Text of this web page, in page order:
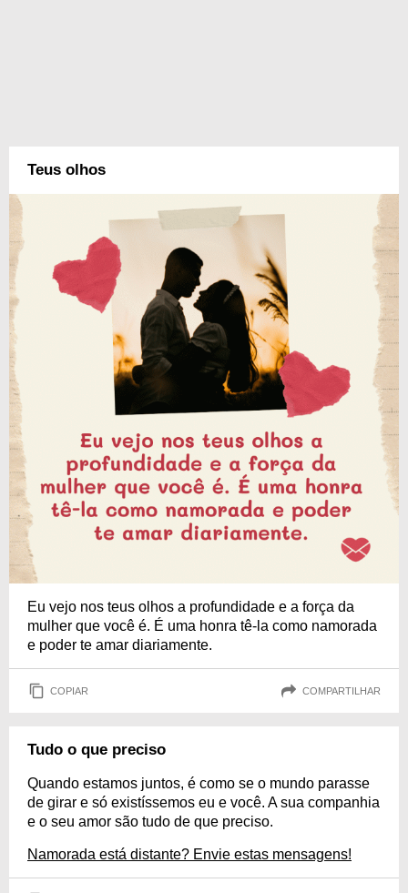
Teus olhos
Eu vejo nos teus olhos a profundidade e a força da
mulher que você é. É uma honra tê-la como namorada
e poder te amar diariamente.
COPIAR COMPARTILHAR
Tudo o que preciso
Quando estamos juntos, é como se o mundo parasse
de girar e só existíssemos eu e você. A sua companhia
e o seu amor são tudo de que preciso.
Namorada está distante? Envie estas mensagens!